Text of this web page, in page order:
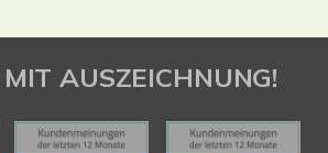
AUSZEICHNUNG!